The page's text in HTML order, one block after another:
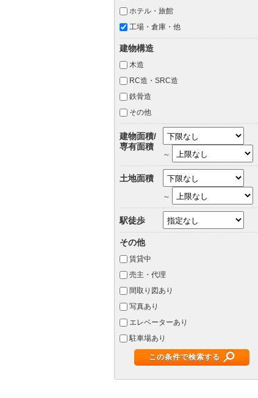
ホテル・旅館
工場・倉庫・他
建物構造
木造
RC造・SRC造
鉄骨造
その他
建物面積/
専有面積
～
土地面積
～
駅徒歩
その他
賃貸中
売主・代理
間取り図あり
写真あり
エレベーターあり
駐車場あり
この条件で検索する